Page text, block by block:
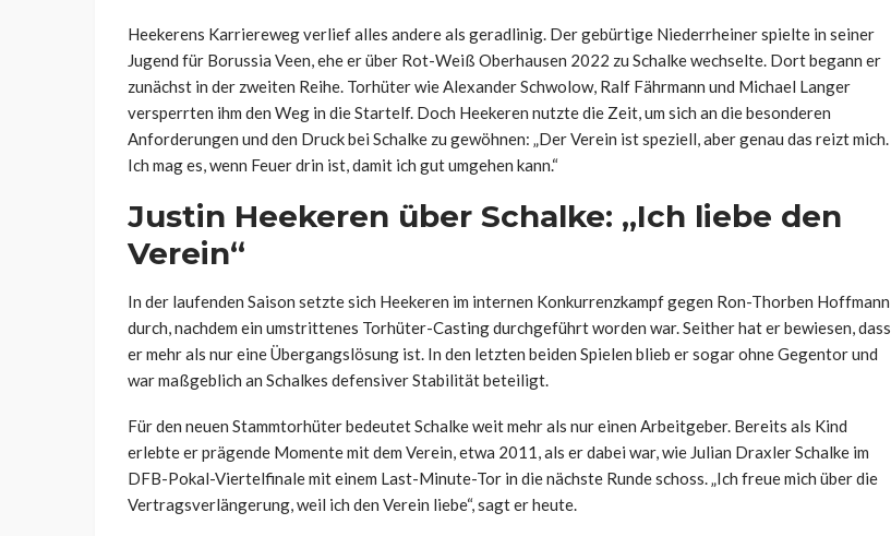
Heekerens Karriereweg verlief alles andere als geradlinig. Der gebürtige Niederrheiner spielte in seiner
Jugend für Borussia Veen, ehe er über Rot-Weiß Oberhausen 2022 zu Schalke wechselte. Dort begann er
zunächst in der zweiten Reihe. Torhüter wie Alexander Schwolow, Ralf Fährmann und Michael Langer
versperrten ihm den Weg in die Startelf. Doch Heekeren nutzte die Zeit, um sich an die besonderen
Anforderungen und den Druck bei Schalke zu gewöhnen: „Der Verein ist speziell, aber genau das reizt mich.
Ich mag es, wenn Feuer drin ist, damit ich gut umgehen kann.“
Justin Heekeren über Schalke: „Ich liebe den
Verein“
In der laufenden Saison setzte sich Heekeren im internen Konkurrenzkampf gegen Ron-Thorben Hoffmann
durch, nachdem ein umstrittenes Torhüter-Casting durchgeführt worden war. Seither hat er bewiesen, dass
er mehr als nur eine Übergangslösung ist. In den letzten beiden Spielen blieb er sogar ohne Gegentor und
war maßgeblich an Schalkes defensiver Stabilität beteiligt.
Für den neuen Stammtorhüter bedeutet Schalke weit mehr als nur einen Arbeitgeber. Bereits als Kind
erlebte er prägende Momente mit dem Verein, etwa 2011, als er dabei war, wie Julian Draxler Schalke im
DFB-Pokal-Viertelfinale mit einem Last-Minute-Tor in die nächste Runde schoss. „Ich freue mich über die
Vertragsverlängerung, weil ich den Verein liebe“, sagt er heute.